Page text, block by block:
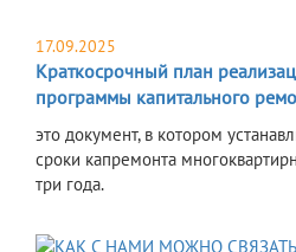
17.09.2025
Краткосрочный план
программы капитального
это документ, в котором
сроки капремонта
три года.